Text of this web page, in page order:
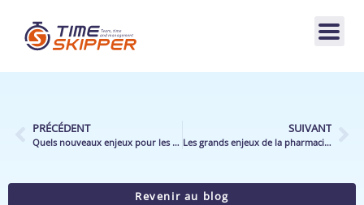
PRÉCÉDENT
Quels nouveaux enjeux pour les distributeurs d’articles de sport et quels impacts sur leur activité ?
SUIVANT
Les grands enjeux de la pharmacie de demain
Revenir au blog